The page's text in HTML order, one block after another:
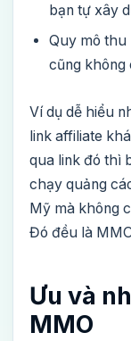
bạn tự xây
Quy mô thu
cũng không
Ví dụ dễ hiểu
link affiliate
qua link đó thì
chạy quảng
Mỹ mà không
Đó đều là
Ưu và
MMO